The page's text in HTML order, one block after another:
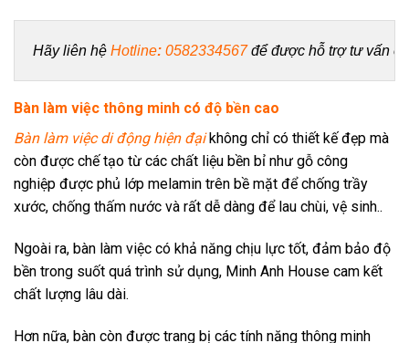
Hãy liên hệ Hotline: 0582334567 để được hỗ trợ tư vấn
Bàn làm việc thông minh có độ bền cao
Bàn làm việc di động hiện đạikhông chỉ có thiết kế đẹp mà
còn được chế tạo từ các chất liệu bền bỉ như gỗ công
nghiệp được phủ lớp melamin trên bề mặt để chống trầy
xước, chống thấm nước và rất dễ dàng để lau chùi, vệ sinh..
Ngoài ra, bàn làm việc có khả năng chịu lực tốt, đảm bảo độ
bền trong suốt quá trình sử dụng, Minh Anh House cam kết
chất lượng lâu dài.
Hơn nữa, bàn còn được trang bị các tính năng thông minh